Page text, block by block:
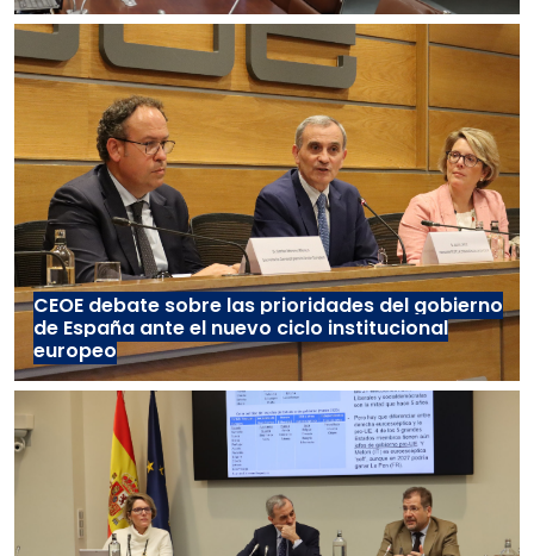
CEOE debate sobre las prioridades del gobierno
de España ante el nuevo ciclo institucional
europeo